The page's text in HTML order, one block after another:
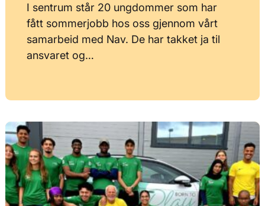
I sentrum står 20 ungdommer som har
fått sommerjobb hos oss gjennom vårt
samarbeid med Nav. De har takket ja til
ansvaret og…